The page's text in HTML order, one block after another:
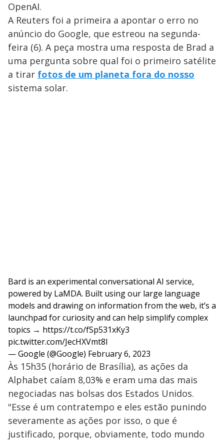
OpenAI.
A Reuters foi a primeira a apontar o erro no
anúncio do Google, que estreou na segunda-
feira (6). A peça mostra uma resposta de Brad a
uma pergunta sobre qual foi o primeiro satélite
a tirar fotos de um planeta fora do nosso
sistema solar.
Bard is an experimental conversational AI service,
powered by LaMDA. Built using our large language
models and drawing on information from the web, it’s a
launchpad for curiosity and can help simplify complex
topics → https://t.co/fSp531xKy3
pic.twitter.com/JecHXVmt8l
— Google (@Google) February 6, 2023
Às 15h35 (horário de Brasília), as ações da
Alphabet caíam 8,03% e eram uma das mais
negociadas nas bolsas dos Estados Unidos.
"Esse é um contratempo e eles estão punindo
severamente as ações por isso, o que é
justificado, porque, obviamente, todo mundo